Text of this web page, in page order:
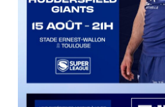
Que penses-tu de ton prochain
match de la saison le samedi 29 janvier
C’est une équipe qui se reconstruit,
brièvement connu en tant que très jeune
Quel est ton pronostic pour ce